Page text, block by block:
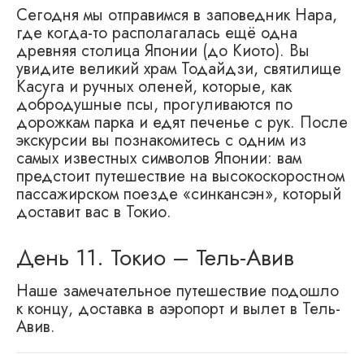
Сегодня мы отправимся в заповедник Нара,
где когда-то располагалась ещё одна
древняя столица Японии (до Киото). Вы
увидите великий храм Тодайдзи, святилище
Касуга и ручных оленей, которые, как
добродушные псы, прогуливаются по
дорожкам парка и едят печенье с рук. После
экскурсии вы познакомитесь с одним из
самых известных символов Японии: вам
предстоит путешествие на высокоскоростном
пассажирском поезде «синкансэн», который
доставит вас в Токио.
День 11. Токио – Тель-Авив
Наше замечательное путешествие подошло
к концу, доставка в аэропорт и вылет в Тель-
Авив.